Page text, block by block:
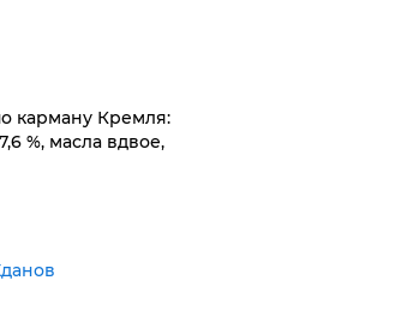
карману Кремля:
%, масла вдвое,